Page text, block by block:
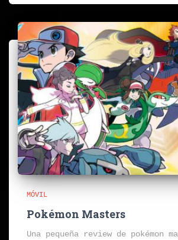
MÓVIL
Pokémon Masters
Una pequeña review de pokémon